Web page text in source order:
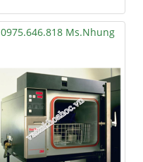
0975.646.818 Ms.Nhung